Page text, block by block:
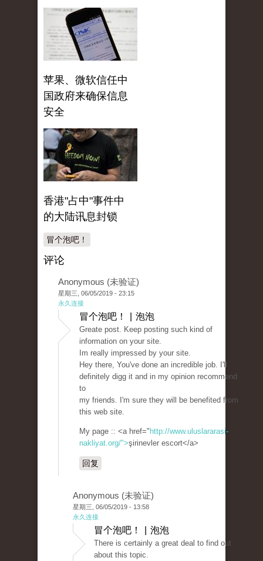
苹果、微软信任中
国政府来确保信息
安全
香港"占中"事件中
的大陆讯息封锁
冒个泡吧！
评论
Anonymous (未验证)
星期三, 06/05/2019 - 23:15
永久连接
冒个泡吧！ | 泡泡
Greate post. Keep posting such kind of
information on your site.
Im really impressed by your site.
Hey there, You've done an incredible job. I'll
definitely digg it and in my opinion recommend
to
my friends. I'm sure they will be benefited from
this web site.
My page :: <a href=" http://www.uluslararasi-
nakliyat.org/">şirinevler escort</a>
回复
Anonymous (未验证)
星期三, 06/05/2019 - 13:58
永久连接
冒个泡吧！ | 泡泡
There is certainly a great deal to find out
about this topic.